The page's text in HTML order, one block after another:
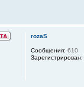
rozaS
Сообщения: 610
Зарегистрирован: